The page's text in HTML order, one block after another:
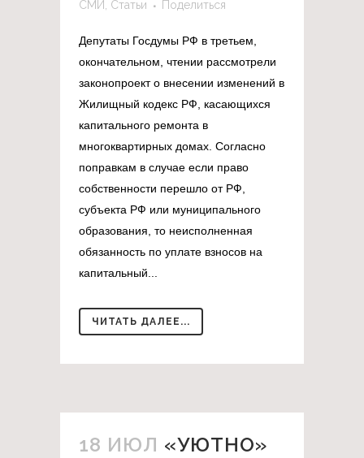
СМИ
Статьи Поделиться
Депутаты Госдумы РФ в третьем,
окончательном, чтении рассмотрели
законопроект о внесении изменений в
Жилищный кодекс РФ, касающихся
капитального ремонта в
многоквартирных домах. Согласно
поправкам в случае если право
собственности перешло от РФ,
субъекта РФ или муниципального
образования, то неисполненная
обязанность по уплате взносов на
капитальный...
ЧИТАТЬ ДАЛЕЕ...
18 ИЮЛ «УЮТНО»